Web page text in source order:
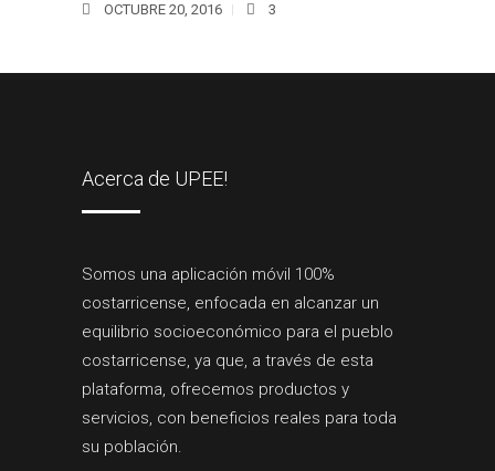
OCTUBRE 20, 2016 3
Acerca de UPEE!
Somos una aplicación móvil 100%
costarricense, enfocada en alcanzar un
equilibrio socioeconómico para el pueblo
costarricense, ya que, a través de esta
plataforma, ofrecemos productos y
servicios, con beneficios reales para toda
su población.